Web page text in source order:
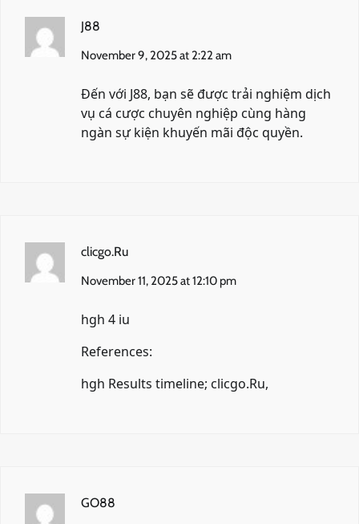
J88
November 9, 2025 at 2:22 am
Đến với J88, bạn sẽ được trải nghiệm dịch
vụ cá cược chuyên nghiệp cùng hàng
ngàn sự kiện khuyến mãi độc quyền.
clicgo.Ru
November 11, 2025 at 12:10 pm
hgh 4 iu
References:
hgh Results timeline; clicgo.Ru,
GO88